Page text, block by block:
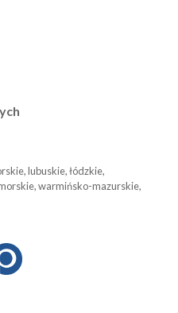
lubuskie, łódzkie,
warmińsko-mazurskie,